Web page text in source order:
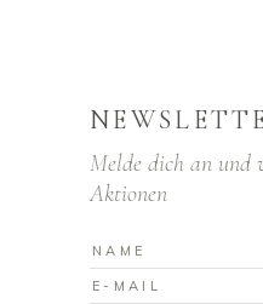
Melde dich an und
Aktionen